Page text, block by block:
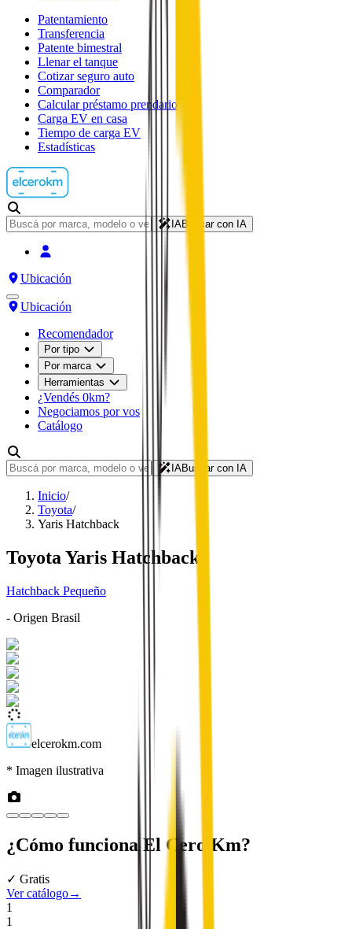
Patentamiento
Transferencia
Patente bimestral
Llenar el tanque
Cotizar seguro auto
Comparador
Calcular préstamo prendario
Carga EV en casa
Tiempo de carga EV
Estadísticas
IABuscar con IA
Ubicación
Ubicación
Recomendador
Por tipo
Por marca
Herramientas
¿Vendés 0km?
Negociamos por vos
Catálogo
IABuscar con IA
Inicio/
Toyota/
Yaris Hatchback
Toyota Yaris Hatchback
Hatchback Pequeño
- Origen Brasil
elcerokm.com
* Imagen ilustrativa
¿Cómo funciona El Cero Km?
✓ Gratis
Ver catálogo→
1
1